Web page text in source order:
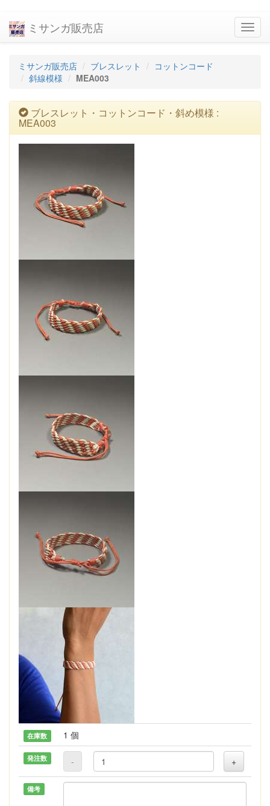
ミサンガ販売店
ミサンガ販売店 ブレスレット
コットンコード
斜線模様
MEA003
ブレスレット・コットンコード・斜め模様 :
MEA003
在庫数 1 個
発注数 - +
備考